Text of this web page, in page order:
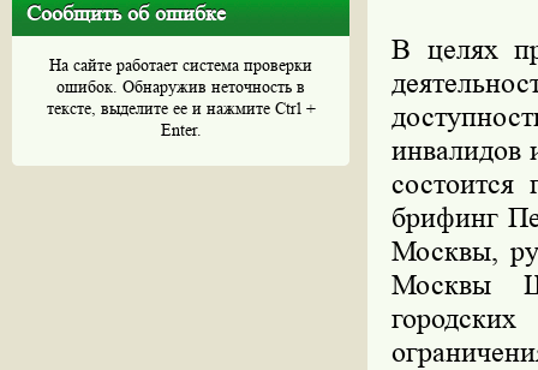
Сообщить об ошибке
На сайте работает система проверки
ошибок. Обнаружив неточность в
тексте, выделите ее и нажмите Ctrl +
Enter.
В целях
инвалидов
состоится
брифинг
Москвы,
Москвы